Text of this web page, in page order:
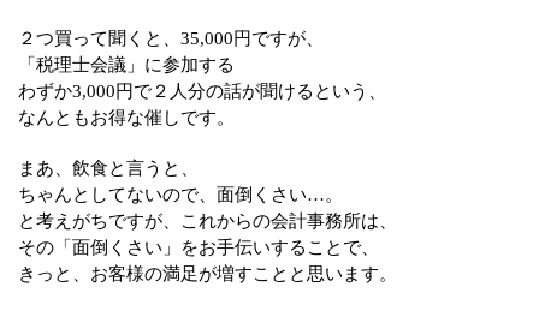
２つ買って聞くと、35,000円ですが、
「税理士会議」に参加する
わずか3,000円で２人分の話が聞けるという、
なんともお得な催しです。
まあ、飲食と言うと、
ちゃんとしてないので、面倒くさい…。
と考えがちですが、これからの会計事務所は、
その「面倒くさい」をお手伝いすることで、
きっと、お客様の満足が増すことと思います。